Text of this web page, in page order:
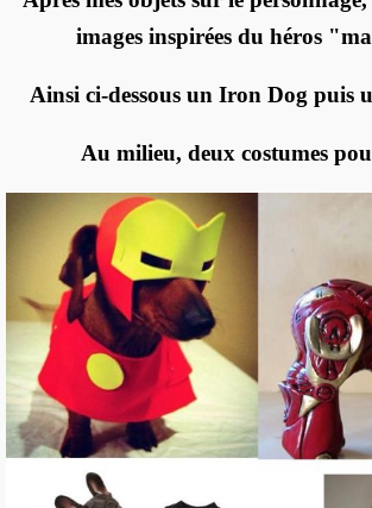
images inspirées du héros
Ainsi ci-dessous un Iron Dog puis
Au milieu, deux costumes